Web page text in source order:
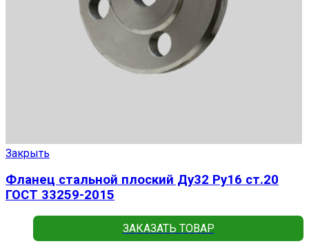
Закрыть
Фланец стальной плоский Ду32 Ру16 ст.20
ГОСТ 33259-2015
ЗАКАЗАТЬ ТОВАР